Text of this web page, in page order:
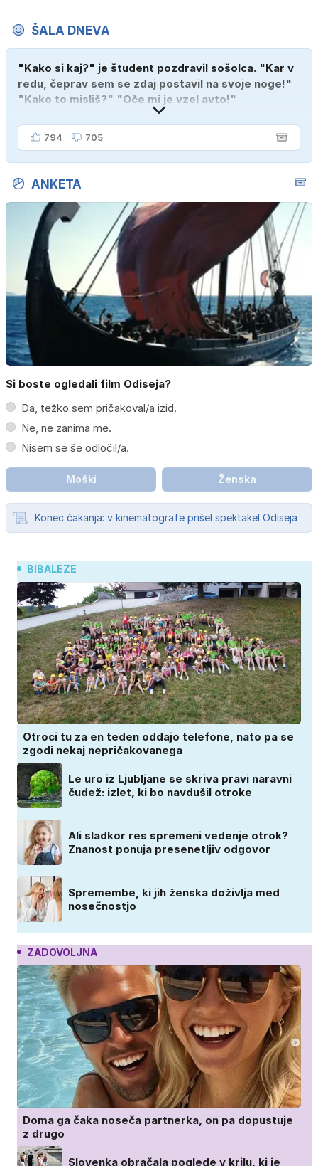
ŠALA DNEVA
"Kako si kaj?" je študent pozdravil sošolca. "Kar v
redu, čeprav sem se zdaj postavil na svoje noge!"
"Kako to misliš?" "Oče mi je vzel avto!"
794 705
ANKETA
Si boste ogledali film Odiseja?
Da, težko sem pričakoval/a izid.
Ne, ne zanima me.
Nisem se še odločil/a.
Moški Ženska
Konec čakanja: v kinematografe prišel spektakel Odiseja
BIBALEZE
Otroci tu za en teden oddajo telefone, nato pa se
zgodi nekaj nepričakovanega
Le uro iz Ljubljane se skriva pravi naravni
čudež: izlet, ki bo navdušil otroke
Ali sladkor res spremeni vedenje otrok?
Znanost ponuja presenetljiv odgovor
Spremembe, ki jih ženska doživlja med
nosečnostjo
ZADOVOLJNA
Doma ga čaka noseča partnerka, on pa dopustuje
z drugo
Slovenka obračala poglede v krilu, ki je